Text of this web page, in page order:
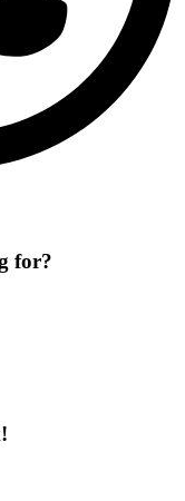
for?